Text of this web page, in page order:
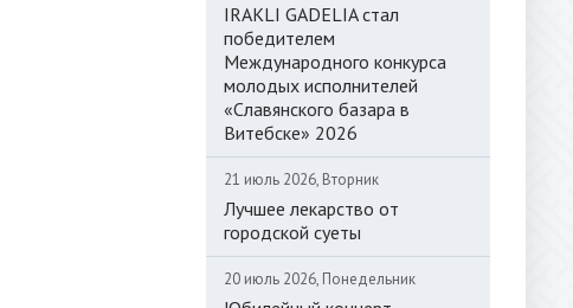
IRAKLI GADELIA стал
победителем
Международного конкурса
молодых исполнителей
«Славянского базара в
Витебске» 2026
21 июль 2026, Вторник
Лучшее лекарство от
городской суеты
20 июль 2026, Понедельник